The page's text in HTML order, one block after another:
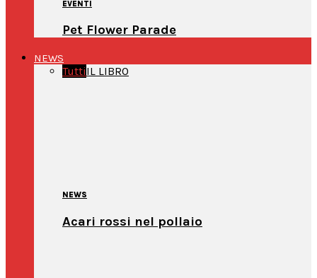
EVENTI
Pet Flower Parade
NEWS
TuttiIL LIBRO
NEWS
Acari rossi nel pollaio